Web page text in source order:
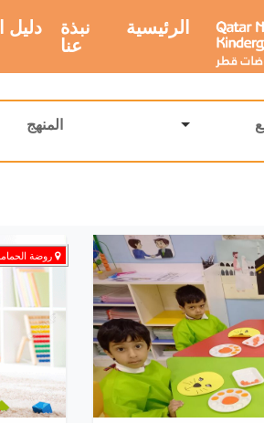
دليل نبذة
عنا
الرئيسية
المنهج
روضة